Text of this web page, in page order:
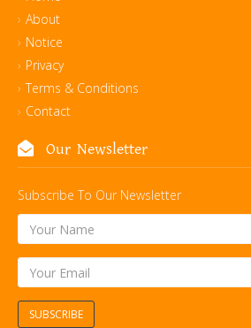
About
Notice
Privacy
Terms & Conditions
Contact
Our Newsletter
Subscribe To Our Newsletter
SUBSCRIBE